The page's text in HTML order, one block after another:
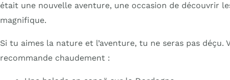
était une nouvelle aventure, une occasion de découvrir
magnifique.
Si tu aimes la nature et l’aventure, tu ne seras pas déçu.
recommande chaudement :